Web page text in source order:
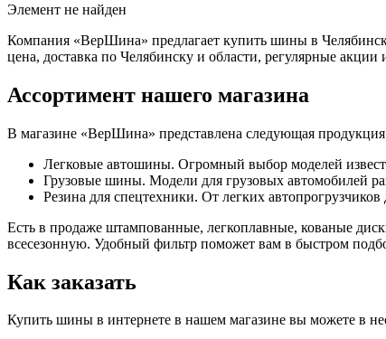
Элемент не найден
Компания «ВерШина» предлагает купить шины в
цена, доставка по Челябинску и области, регулярные
Ассортимент нашего магазина
В магазине «ВерШина» представлена следующая
Легковые автошины. Огромный выбор моделей
Грузовые шины. Модели для грузовых автомобилей
Резина для спецтехники. От легких
Есть в продаже штампованные, легкоплавные, кованые
всесезонную. Удобный фильтр поможет вам в быстром
Как заказать
Купить шины в интернете в нашем магазине вы можете в